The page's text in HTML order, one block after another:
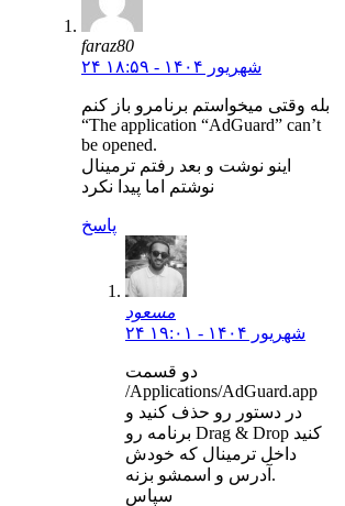
faraz80
۲۴ شهریور ۱۴۰۴ - ۱۸:۵۹
بله وقتی میخواستم برنامرو باز کنم
“The application “AdGuard” can’t
be opened.
اینو نوشت و بعد رفتم ترمینال
نوشتم اما پیدا نکرد
پاسخ
مسعود
۲۴ شهریور ۱۴۰۴ - ۱۹:۰۱
دو قسمت
/Applications/AdGuard.app
در دستور رو حذف کنید و
برنامه رو Drag & Drop کنید
داخل ترمینال که خودش
آدرس و اسمشو بزنه.
سپاس